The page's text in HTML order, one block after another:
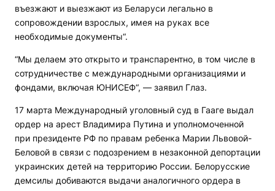
въезжают и выезжают из Беларуси легально в
сопровождении взрослых, имея на руках все
необходимые документы“.
“Мы делаем это открыто и транспарентно, в том числе в
сотрудничестве с международными организациями и
фондами, включая ЮНИСЕФ“, — заявил Глаз.
17 марта Международный уголовный суд в Гааге выдал
ордер на арест Владимира Путина и уполномоченной
при президенте РФ по правам ребенка Марии Львовой-
Беловой в связи с подозрением в незаконной депортации
украинских детей на территорию России. Белорусские
демсилы добиваются выдачи аналогичного ордера в